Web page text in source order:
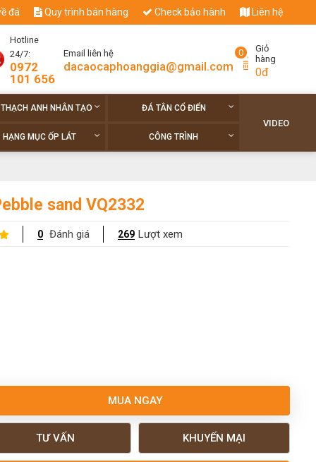
đá Quy trình bán hàng Check bảo hành Liên hệ
Hotline
24/7:
0972
101 656
Email liên hệ
dacaocaphoanggia@gmail.com
0
Giỏ
hàng
0đ
ANH NHÂN TẠO ĐÁ TÂN CỔ ĐIỂN
HẠNG MỤC ỐP LÁT CÔNG TRÌNH
VIDEO
sand VQ2332
0 Đánh giá 269 Lượt xem
MUA NGAY
TƯ VẤN KHUYẾN MẠI